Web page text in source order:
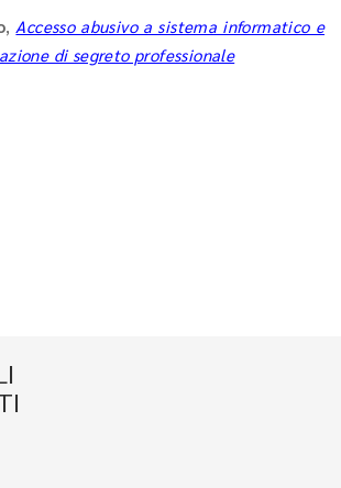
, Accesso abusivo a sistema informatico e
di segreto professionale